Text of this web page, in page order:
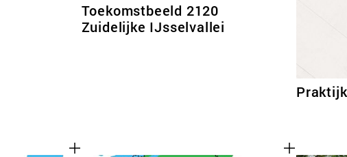
Toekomstbeeld 2120
Zuidelijke IJsselvallei